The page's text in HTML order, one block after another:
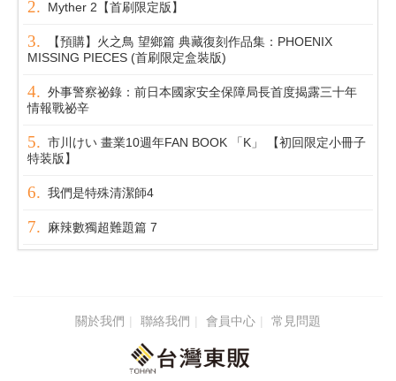
Myther 2【首刷限定版】
【預購】火之鳥 望鄉篇 典藏復刻作品集：PHOENIX
MISSING PIECES (首刷限定盒裝版)
外事警察祕錄：前日本國家安全保障局長首度揭露三十年
情報戰祕辛
市川けい 畫業10週年FAN BOOK 「K」 【初回限定小冊子
特装版】
我們是特殊清潔師4
麻辣數獨超難題篇 7
關於我們 聯絡我們 會員中心 常見問題